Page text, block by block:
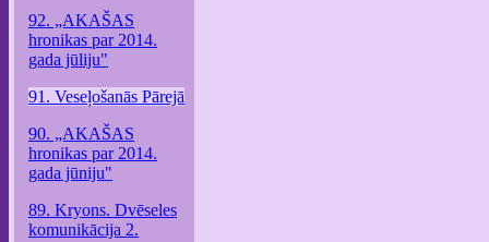
92. „AKAŠAS
hronikas par 2014.
gada jūliju"
91. Veseļošanās Pārejā
90. „AKAŠAS
hronikas par 2014.
gada jūniju"
89. Kryons. Dvēseles
komunikācija 2.